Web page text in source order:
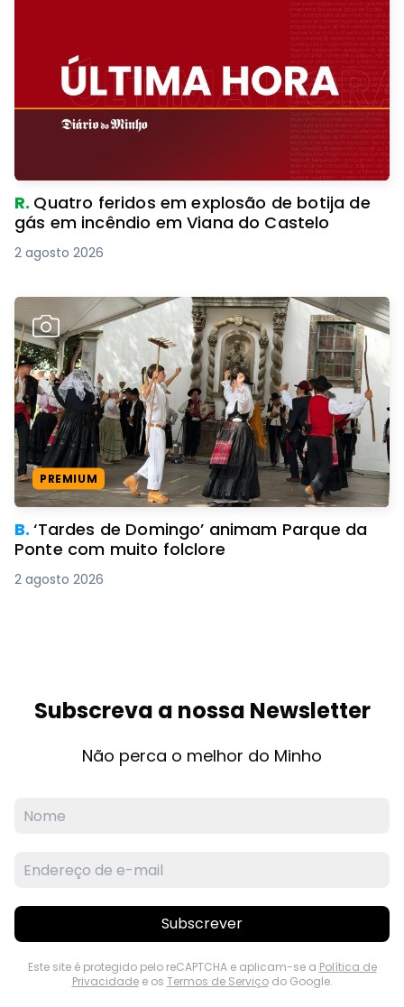
R. Quatro feridos em explosão de botija de
gás em incêndio em Viana do Castelo
2 agosto 2026
PREMIUM
B.‘Tardes de Domingo’ animam Parque da
Ponte com muito folclore
2 agosto 2026
Subscreva a nossa Newsletter
Não perca o melhor do Minho
Subscrever
Este site é protegido pelo reCAPTCHA e aplicam-se a Política de
Privacidadee os Termos de Serviçodo Google.